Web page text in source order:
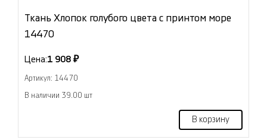
Ткань Хлопок голубого цвета с принтом море
14470
Цена:1 908 ₽
Артикул: 14470
В наличии 39.00 шт
В корзину